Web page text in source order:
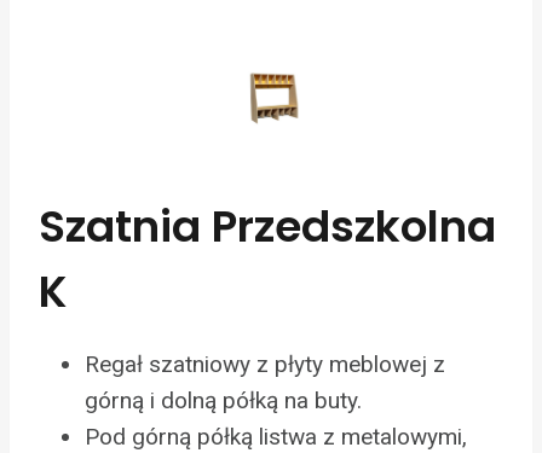
Szatnia Przedszkolna
K
Regał szatniowy z płyty meblowej z
górną i dolną półką na buty.
Pod górną półką listwa z metalowymi,